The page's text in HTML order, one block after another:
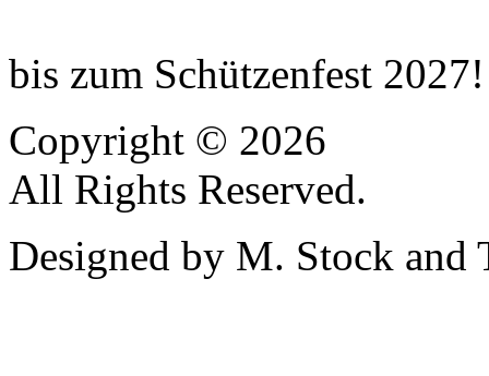
bis zum Schützenfest 2027!
Copyright © 2026
All Rights Reserved.
Designed by M. Stock and